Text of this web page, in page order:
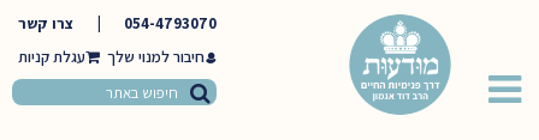
054-4793070
צרו קשר
חיבור למנוי שלך